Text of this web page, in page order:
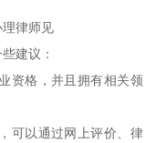
律师见
建议：
资格，并且拥有相关领
可以通过网上评价、律